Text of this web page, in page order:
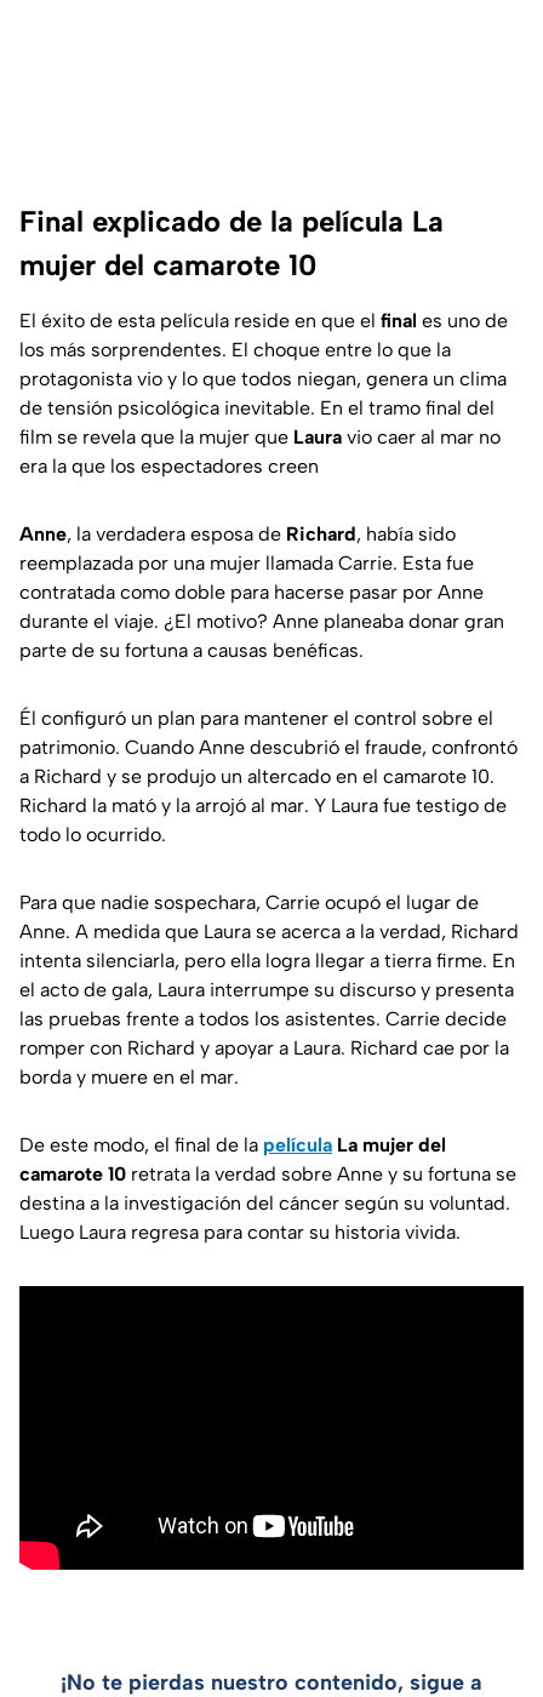
Final explicado de la película La
mujer del camarote 10
El éxito de esta película reside en que el final es uno de
los más sorprendentes. El choque entre lo que la
protagonista vio y lo que todos niegan, genera un clima
de tensión psicológica inevitable. En el tramo final del
film se revela que la mujer que Laura vio caer al mar no
era la que los espectadores creen
Anne, la verdadera esposa de Richard, había sido
reemplazada por una mujer llamada Carrie. Esta fue
contratada como doble para hacerse pasar por Anne
durante el viaje. ¿El motivo? Anne planeaba donar gran
parte de su fortuna a causas benéficas.
Él configuró un plan para mantener el control sobre el
patrimonio. Cuando Anne descubrió el fraude, confrontó
a Richard y se produjo un altercado en el camarote 10.
Richard la mató y la arrojó al mar. Y Laura fue testigo de
todo lo ocurrido.
Para que nadie sospechara, Carrie ocupó el lugar de
Anne. A medida que Laura se acerca a la verdad, Richard
intenta silenciarla, pero ella logra llegar a tierra firme. En
el acto de gala, Laura interrumpe su discurso y presenta
las pruebas frente a todos los asistentes. Carrie decide
romper con Richard y apoyar a Laura. Richard cae por la
borda y muere en el mar.
De este modo, el final de la película La mujer del
camarote 10 retrata la verdad sobre Anne y su fortuna se
destina a la investigación del cáncer según su voluntad.
Luego Laura regresa para contar su historia vivida.
¡No te pierdas nuestro contenido, sigue a